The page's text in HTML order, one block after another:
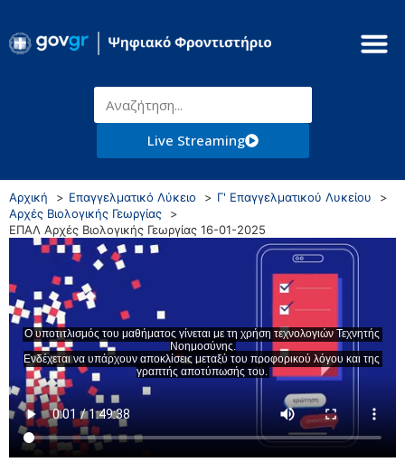
Live Streaming
Αρχική Επαγγελματικό Λύκειο
Γ' Επαγγελματικού Λυκείου
Αρχές Βιολογικής Γεωργίας
ΕΠΑΛ Αρχές Βιολογικής Γεωργίας 16-01-2025